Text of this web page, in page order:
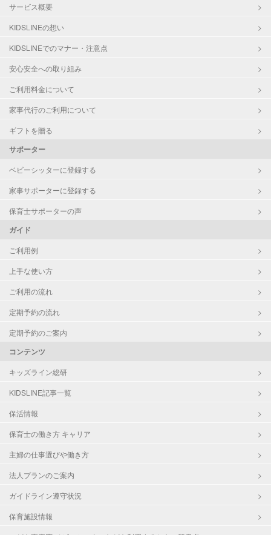
サービス概要
KIDSLINEの想い
KIDSLINEでのマナー・注意点
安心安全への取り組み
ご利用料金について
家事代行のご利用について
ギフトを贈る
サポーター
ベビーシッターに登録する
家事サポーターに登録する
保育士サポーターの声
ガイド
ご利用例
上手な使い方
ご利用の流れ
定期予約の流れ
定期予約のご案内
コンテンツ
キッズライン総研
KIDSLINE記事一覧
保活情報
保育士の働き方 キャリア
主婦の仕事選びや働き方
法人プランのご案内
ガイドライン遵守状況
保育施設情報